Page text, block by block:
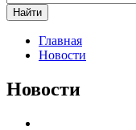
Найти
Главная
Новости
Новости